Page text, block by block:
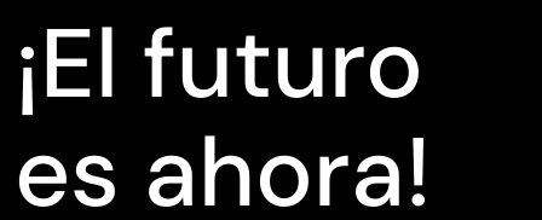
¡El futuro
es ahora!